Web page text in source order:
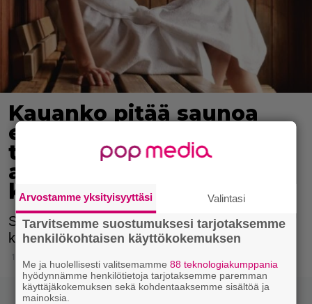
Kauanko pitää saunoa
ennen kuin
terveysvaikutukset
alkavat? Asiantuntija
kertoo
Saunan terveysvaikutukset eivät pure kaikista
kiireisimpiin saunojiin.
18.5.2021 12:15
Arvostamme yksityisyyttäsi Valintasi
Tarvitsemme suostumuksesi tarjotaksemme
henkilökohtaisen käyttökokemuksen
Me ja huolellisesti valitsemamme88 teknologiakumppania
hyödynnämme henkilötietoja tarjotaksemme paremman
käyttäjäkokemuksen sekä kohdentaaksemme sisältöä ja
mainoksia.